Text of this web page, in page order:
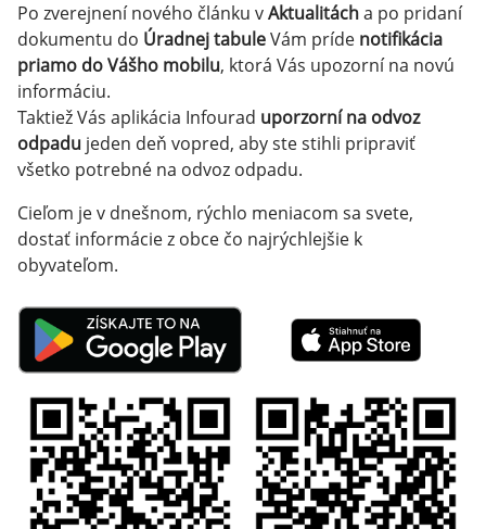
Po zverejnení nového článku vAktualitácha po pridaní
dokumentu do Úradnej tabuleVám príde notifikácia
priamo do Vášho mobilu, ktorá Vás upozorní na novú
informáciu.
Taktiež Vás aplikácia Infourad uporzorní na odvoz
odpadu jeden deň vopred, aby ste stihli pripraviť
všetko potrebné na odvoz odpadu.
Cieľom je v dnešnom, rýchlo meniacom sa svete,
dostať informácie z obce čo najrýchlejšie k
obyvateľom.